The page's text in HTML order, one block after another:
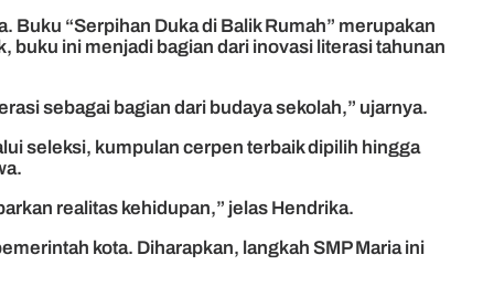
Buku “Serpihan Duka di Balik Rumah” merupakan
buku ini menjadi bagian dari inovasi literasi tahunan
sebagai bagian dari budaya sekolah,” ujarnya.
seleksi, kumpulan cerpen terbaik dipilih hingga
realitas kehidupan,” jelas Hendrika.
kota. Diharapkan, langkah SMP Maria ini